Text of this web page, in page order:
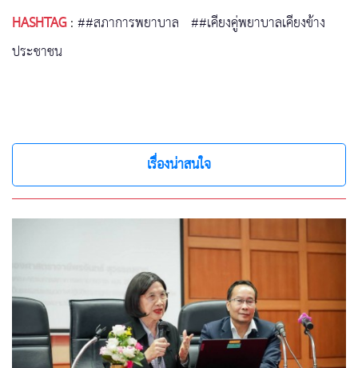
HASHTAG:##สภาการพยาบาล ##เคียงคู่พยาบาลเคียงข้าง
ประชาชน
เรื่องน่าสนใจ